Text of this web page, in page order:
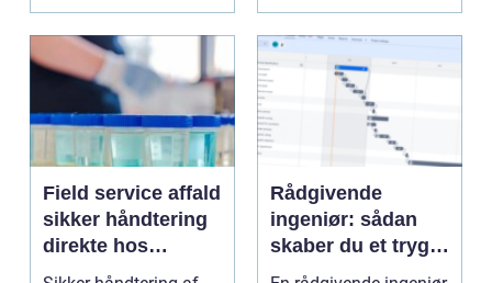
Field service affald
sikker håndtering
direkte hos
virksomheden
Rådgivende
ingeniør: sådan
skaber du et trygt
og effektivt bygge-